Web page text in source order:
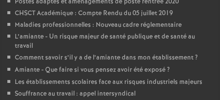
CHSCT Académique : Compte Rendu du 05 juillet 2019
Maladies professionnelles : Nouveau cadre réglementaire
L’amiante - Un risque majeur de santé publique et de santé au
travail
Comment savoir s’il y a de l’amiante dans mon établissement?
Amiante - Que faire si vous pensez avoir été exposé?
Les établissements scolaires face aux risques industriels majeurs
Souffrance au travail : appel intersyndical